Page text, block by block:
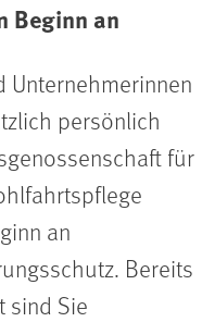
Beginn an
Unternehmerinnen
persönlich
für
an
Bereits
sind Sie